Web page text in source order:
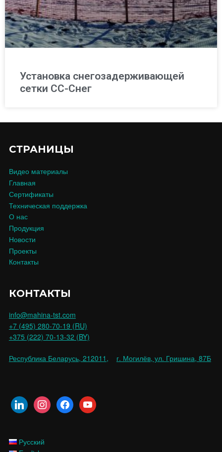
Установка снегозадерживающей
сетки СС-Снег
СТРАНИЦЫ
Видео материалы
Главная
Сертификаты
Техническая поддержка
О нас
Продукция
Новости
Проекты
Контакты
КОНТАКТЫ
info@mahina-tst.com
+7 (495) 280-70-19 (RU)
+375 (222) 70-13-32 (BY)
Республика Беларусь, 212011, г. Могилёв, ул. Гришина, 87Б
Русский